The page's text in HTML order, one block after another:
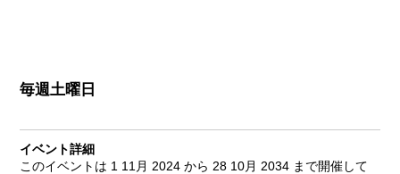
毎週土曜日
イベント詳細
このイベントは 1 11月 2024 から 28 10月 2034 まで開催して